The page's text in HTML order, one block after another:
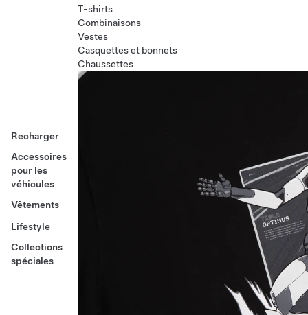
Recharger
Accessoires
pour les
véhicules
Vêtements
Lifestyle
Collections
spéciales
T-shirts
Combinaisons
Vestes
Casquettes et bonnets
Chaussettes